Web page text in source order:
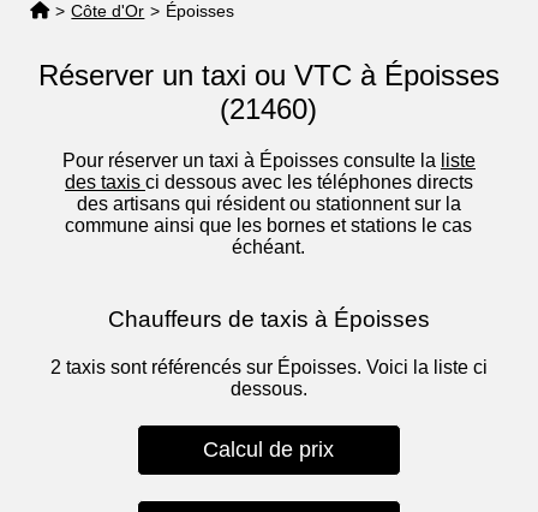
> Côte d'Or > Époisses
Réserver un taxi ou VTC à Époisses
(21460)
Pour réserver un taxi à Époisses consulte la liste
des taxis ci dessous avec les téléphones directs
des artisans qui résident ou stationnent sur la
commune ainsi que les bornes et stations le cas
échéant.
Chauffeurs de taxis à Époisses
2 taxis sont référencés sur Époisses. Voici la liste ci
dessous.
Calcul de prix